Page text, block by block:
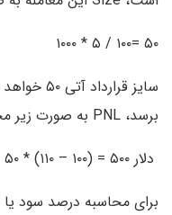
۵۰ =۱۰۰ / ۵ * ۱۰۰۰
برسد، PNL به صورت زیر محاسبه خواهد شد:
دلار PNL : ۵۰ * (۱۱۰ – ۱۰۰) = ۵۰۰